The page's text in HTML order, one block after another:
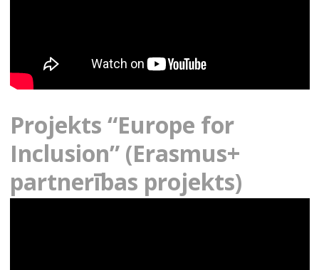
Projekts “Europe for
Inclusion” (Erasmus+
partnerības projekts)